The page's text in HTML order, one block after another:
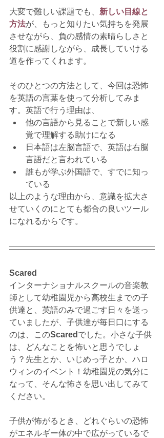
大変で難しい課題でも、 新しい目線と
方法が、もっと知りたい気持ちを発展
させながら、負の感情の素晴らしさと
役割に感謝しながら、成長していける
道を作ってくれます。
そのひとつの方法として、今回は恐怖
を英語の言葉を使って分析してみま
す。英語で行う理由は、
他の言語から見ることで新しい感
覚で理解する助けになる
日本語は左脳言語で、英語は右脳
言語だと言われている
誰もが学ぶ外国語で、すでに知っ
ている
以上のような理由から、意識を拡大さ
せていくのにとても都合の良いツール
になれるからです。
Scared
インターナショナルスクールの音楽教
師として幼稚園児から高校生までの子
供達と、英語のみで過ごす日々を送っ
ていましたが、子供達が毎日口にする
のは、このScared でした。小さな子供
は、どんなことを怖いと思うでしょ
う？先生とか、いじめっ子とか、ハロ
ウィンのイベント！幼稚園児の気分に
なって、そんな怖さを思い出してみて
ください。
子供が怖がるとき、どれぐらいの恐怖
がエネルギー体の中で広がっているで